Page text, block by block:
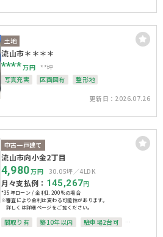
土地
流山市＊＊＊＊
****万円 **坪
写真充実
区画図有 整形地
更新日：2026.07.26
中古一戸建て
流山市向小金2丁目
4,980万円 30.05坪 4LDK
月々支払例： 145,267円
*35年ローン / 金利1.200%の場合
※審査により金利は変わる可能性があります。
詳しくは詳細ページをご覧ください。
間取り有 築10年以内
駐車場2台可